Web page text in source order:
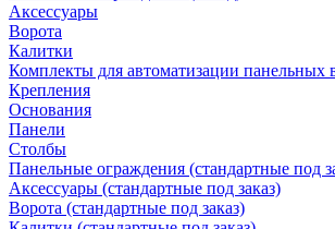
Аксессуары
Ворота
Калитки
Комплекты для автоматизации панельных
Крепления
Основания
Панели
Столбы
Панельные ограждения (стандартные под
Аксессуары (стандартные под заказ)
Ворота (стандартные под заказ)